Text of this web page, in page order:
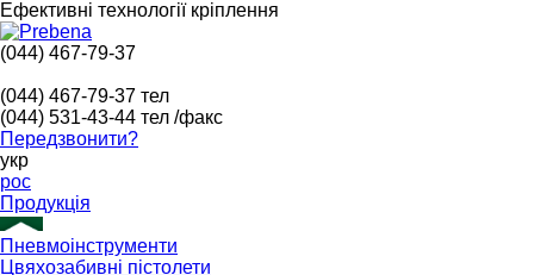
Ефективні технології кріплення
(044) 467-79-37
(044) 467-79-37 тел
(044) 531-43-44 тел /факс
Передзвонити?
укр
рос
Продукція
Пневмоінструменти
Цвяхозабивні пістолети